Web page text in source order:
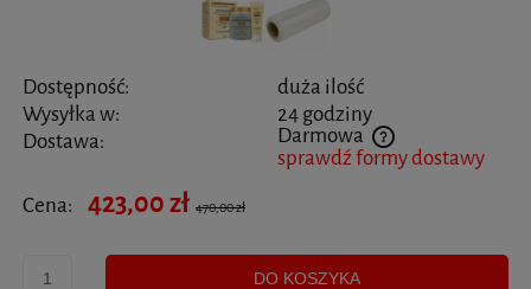
Dostępność:
duża ilość
Wysyłka w:
24 godziny
Dostawa:
Darmowa
Cena nie zawiera ewentualnych kosztów płatnościsprawdź formy dostawy
Cena:
423,00 zł 470,00 zł
DO KOSZYKA